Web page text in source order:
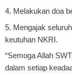
4. Melakukan doa
5. Mengajak
keutuhan NKRI.
“Semoga Allah
dalam setiap